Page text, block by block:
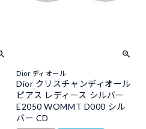
Dior ディオール
Dior クリスチャンディオール
ピアス レディース シルバー
E2050 WOMMT D000 シル
バー CD